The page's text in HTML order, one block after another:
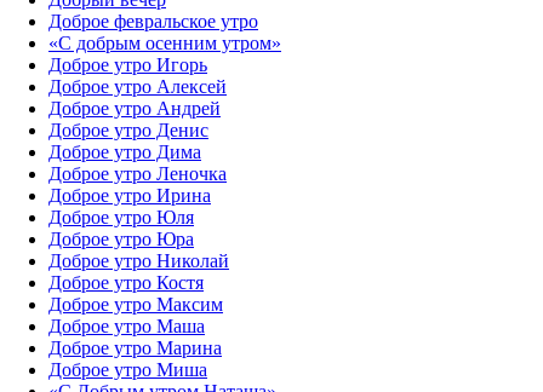
Доброе февральское утро
«С добрым осенним утром»‎
Доброе утро Игорь
Доброе утро Алексей
Доброе утро Андрей
Доброе утро Денис
Доброе утро Дима
Доброе утро Леночка
Доброе утро Ирина
Доброе утро Юля
Доброе утро Юра
Доброе утро Николай
Доброе утро Костя
Доброе утро Максим
Доброе утро Маша
Доброе утро Марина
Доброе утро Миша